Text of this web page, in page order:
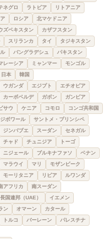
ネグロ ラトビア
リトアニア
ロシア 北マケドニア
ズベキスタン
カザフスタン
スリランカ タイ
タジキスタン
バングラデシュ
パキスタン
レーシア ミャンマー
モンゴル
日本 韓国
ウガンダ エジプト
エチオピア
カーボベルデ ガボン
ガンビア
サウ ケニア コモロ
コンゴ共和国
ボワール
サントメ・プリンシペ
ジンバブエ スーダン
セネガル
チャド チュニジア
トーゴ
ニジェール ブルキナファソ
ベナン
マラウイ マリ
モザンビーク
モーリタニア リビア
ルワンダ
アフリカ 南スーダン
国連邦（UAE）
イエメン
ン オマーン
カタール
トルコ バーレーン
パレスチナ